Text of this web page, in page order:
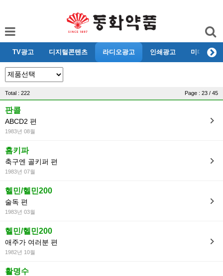
TV광고 디지털콘텐츠 라디오광고 인쇄광고 미디어리뷰
Total : 222 Page : 23 / 45
판콜
ABCD2 편
1983년 08월
홈키파
축구엔 골키퍼 편
1983년 07월
헬민/헬민200
술독 편
1983년 03월
헬민/헬민200
애주가 여러분 편
1982년 10월
활명수